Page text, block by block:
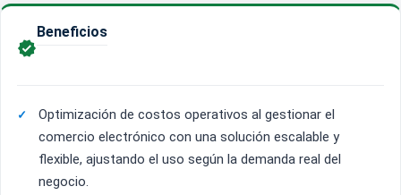

Beneficios
Optimización de costos operativos al gestionar el
comercio electrónico con una solución escalable y
flexible, ajustando el uso según la demanda real del
negocio.